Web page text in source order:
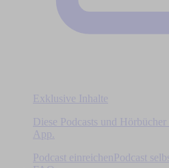
Exklusive Inhalte
Diese Podcasts und
App.
Podcast einreichen
Podcast